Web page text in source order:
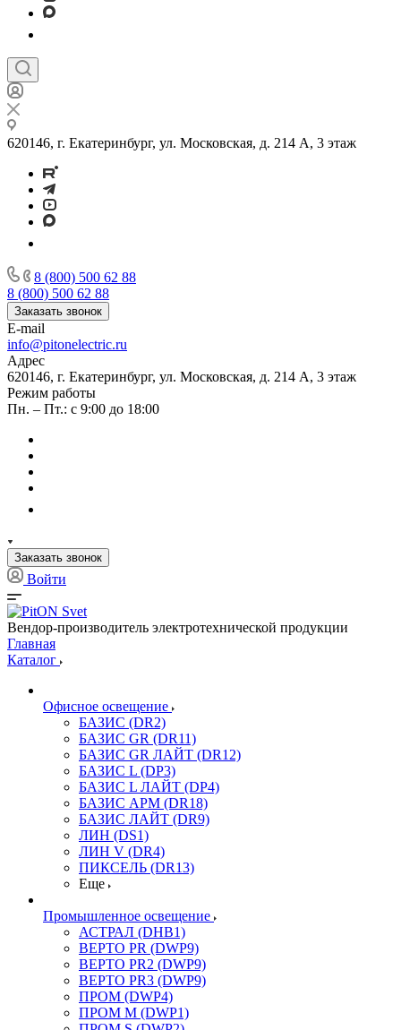
620146, г. Екатеринбург, ул. Московская, д. 214 А, 3 этаж
8 (800) 500 62 88
8 (800) 500 62 88
Заказать звонок
E-mail
info@pitonelectric.ru
Адрес
620146, г. Екатеринбург, ул. Московская, д. 214 А, 3 этаж
Режим работы
Пн. – Пт.: с 9:00 до 18:00
Заказать звонок
Войти
Вендор-производитель электротехнической продукции
Главная
Каталог
Офисное освещение
БАЗИС (DR2)
БАЗИС GR (DR11)
БАЗИС GR ЛАЙТ (DR12)
БАЗИС L (DP3)
БАЗИС L ЛАЙТ (DP4)
БАЗИС АРМ (DR18)
БАЗИС ЛАЙТ (DR9)
ЛИН (DS1)
ЛИН V (DR4)
ПИКСЕЛЬ (DR13)
Еще
Промышленное освещение
АСТРАЛ (DHB1)
ВЕРТО PR (DWP9)
ВЕРТО PR2 (DWP9)
ВЕРТО PR3 (DWP9)
ПРОМ (DWP4)
ПРОМ M (DWP1)